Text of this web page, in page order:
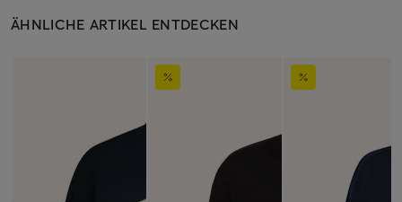
ÄHNLICHE ARTIKEL ENTDECKEN